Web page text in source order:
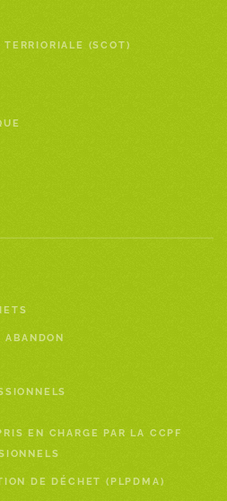
(SCOT)
ABANDON
EN CHARGE PAR LA CCPF
DE DÉCHET (PLPDMA)